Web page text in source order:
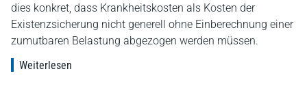
dies konkret, dass Krankheitskosten als Kosten der
Existenzsicherung nicht generell ohne Einberechnung einer
zumutbaren Belastung abgezogen werden müssen.
Weiterlesen